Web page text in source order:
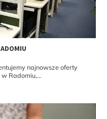
najnowsze oferty
Radomiu,...